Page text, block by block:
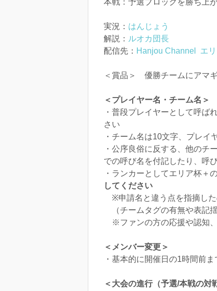
本戦：予選ブロックを勝ち上
実況： はんじょう
解説： ルオカ団長
配信先： Hanjou Channel エ
＜賞品＞ 優勝チームにアマ
＜プレイヤー名・チーム名＞
・普段プレイヤーとして呼ば
さい
・チーム名は10文字、プレイ
・公序良俗に反する、他のチ
での呼び名を付記したり、呼
・ランカーとしてエリア杯＋の
してください
※申請名と違う点を指摘した
（チームタグの有無や表記
※ファンの方の応援や認知
＜メンバー変更＞
・基本的に開催日の1時間前
＜大会の進行（予選/本戦の対